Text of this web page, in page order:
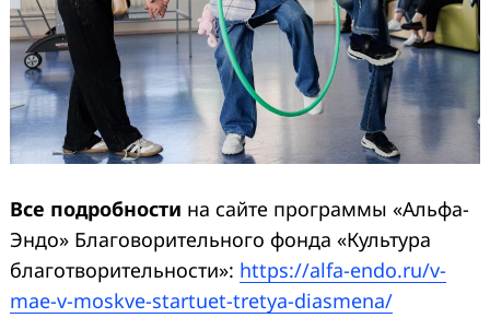
Все подробности на сайте программы «Альфа-
Эндо» Благоворительного фонда «Культура
благотворительности»: https://alfa-endo.ru/v-
mae-v-moskve-startuet-tretya-diasmena/